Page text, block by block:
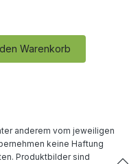
Warenkorb
anderem vom jeweiligen
keine Haftung
Produktbilder sind